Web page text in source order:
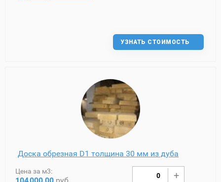
УЗНАТЬ СТОИМОСТЬ
Доска обрезная D1 толщина 30 мм из дуба
Цена за м3: